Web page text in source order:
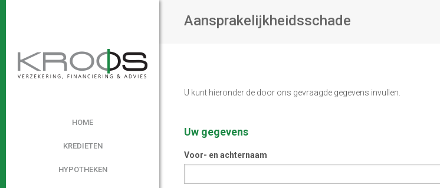
HOME
KREDIETEN
HYPOTHEKEN
Aansprakelijkheidsschade
U kunt hieronder de door ons gevraagde gegevens invullen.
Uw gegevens
Voor- en achternaam